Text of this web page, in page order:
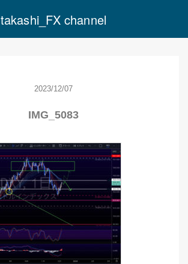
takashi_FX channel
2023/12/07
IMG_5083